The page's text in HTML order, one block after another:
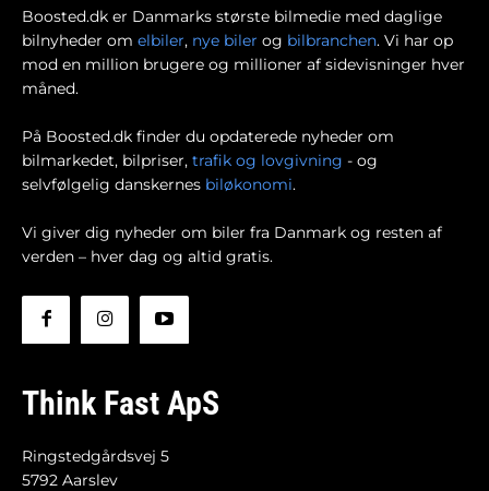
Boosted.dk er Danmarks største bilmedie med daglige
bilnyheder om elbiler, nye biler og bilbranchen. Vi har op
mod en million brugere og millioner af sidevisninger hver
måned.
På Boosted.dk finder du opdaterede nyheder om
bilmarkedet, bilpriser, trafik og lovgivning - og
selvfølgelig danskernes biløkonomi.
Vi giver dig nyheder om biler fra Danmark og resten af
verden – hver dag og altid gratis.
Think Fast ApS
Ringstedgårdsvej 5
5792 Aarslev